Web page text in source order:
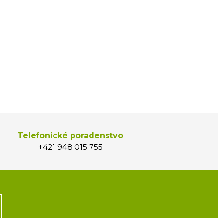
Telefonické poradenstvo
+421 948 015 755